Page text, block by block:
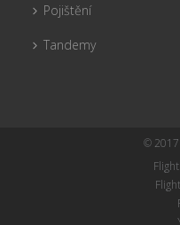
Pojištění
Tandemy
© 2017